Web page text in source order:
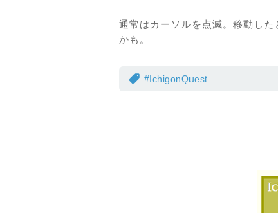
通常はカーソルを点滅。移動し
かも。
#IchigonQuest